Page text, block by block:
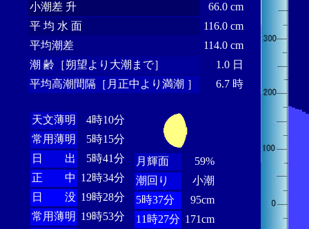
小潮差 升
66.0 cm
平 均 水 面
116.0 cm
平均潮差
114.0 cm
潮 齢［朔望より大潮まで］
1.0 日
平均高潮間隔［月正中より満潮 ］
6.7 時
天文薄明
4時10分
常用薄明
5時15分
日 出
5時41分
正 中 12時34分
日 没 19時28分
常用薄明 19時53分
月輝面
59%
潮回り
小潮
5時37分
95cm
11時27分 171cm